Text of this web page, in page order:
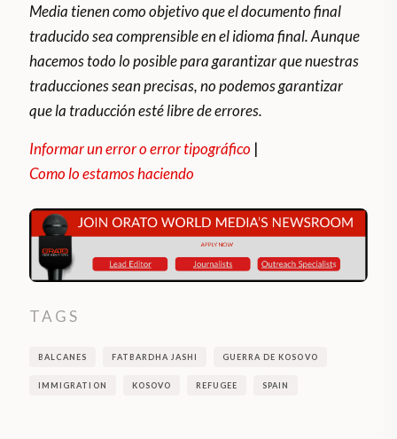
Media tienen como objetivo que el documento final
traducido sea comprensible en el idioma final. Aunque
hacemos todo lo posible para garantizar que nuestras
traducciones sean precisas, no podemos garantizar
que la traducción esté libre de errores.
Informar un error o error tipográfico |
Como lo estamos haciendo
TAGS
BALCANES FATBARDHA JASHI GUERRA DE KOSOVO
IMMIGRATION KOSOVO REFUGEE SPAIN